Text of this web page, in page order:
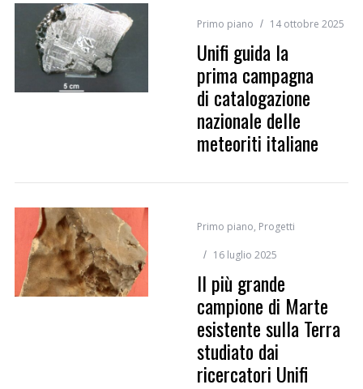
Primo piano 14 ottobre 2025
Unifi guida la
prima campagna
di catalogazione
nazionale delle
meteoriti italiane
Primo piano, Progetti
16 luglio 2025
Il più grande
campione di Marte
esistente sulla Terra
studiato dai
ricercatori Unifi